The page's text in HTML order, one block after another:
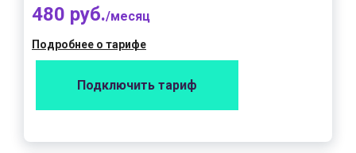
480 руб./месяц
Подробнее о тарифе
Подключить тариф